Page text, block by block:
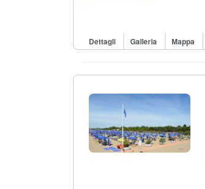
Dettagli Galleria Mappa